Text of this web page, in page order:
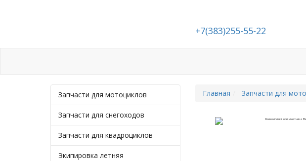
+7(383)255-55-22
Запчасти для мотоциклов
Запчасти для снегоходов
Запчасти для квадроциклов
Экипировка летняя
Главная Запчасти для